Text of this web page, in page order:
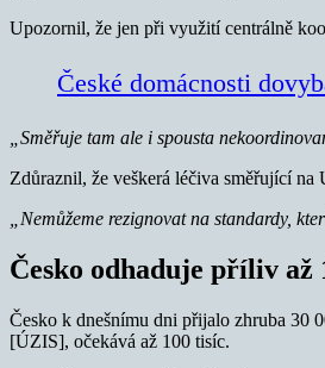
Upozornil, že jen při využití centrálně
České domácnosti
„Směřuje tam ale i spousta
Zdůraznil, že veškerá léčiva směřující
„Nemůžeme rezignovat na standardy,
Česko odhaduje příliv
Česko k dnešnímu dni přijalo zhruba 30
[ÚZIS], očekává až 100 tisíc.